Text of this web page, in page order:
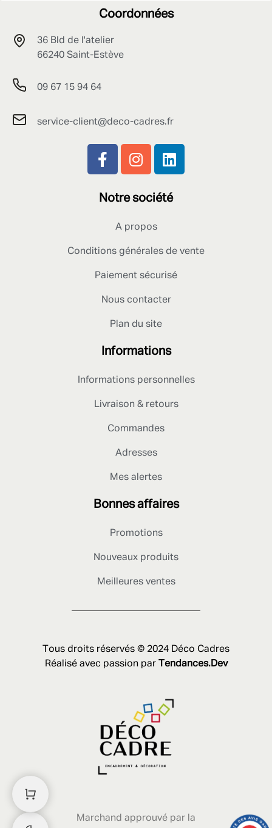
Coordonnées
36 Bld de l'atelier
66240 Saint-Estève
09 67 15 94 64
service-client@deco-cadres.fr
Notre société
A propos
Conditions générales de vente
Paiement sécurisé
Nous contacter
Plan du site
Informations
Informations personnelles
Livraison & retours
Commandes
Adresses
Mes alertes
Bonnes affaires
Promotions
Nouveaux produits
Meilleures ventes
Tous droits réservés © 2024 Déco Cadres
Réalisé avec passion par Tendances.Dev
Marchand approuvé par la